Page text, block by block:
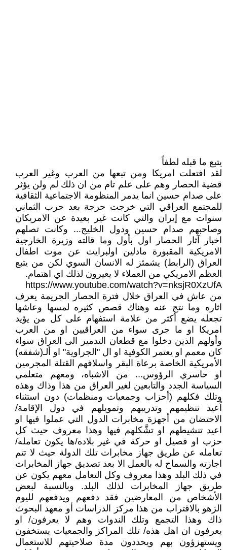
يتبع ما قبله لطفاً
لقد افتعلت امريكا ومن تبعها من العرب وغير العرب
قضية الحصار وهم على علم تام من ان ذلك لم ولن يؤثر
على صدام حسين انما يدمر المنظومة الاجتماعية الثقافية
للمجتمع العراقي التي خرجت حرجة بعد حرب الثماني
سنوات مع إيران والتي كانت غير بعيدة عن الامريكان
وصاحبهم صدام حسين ودول الخليج... وكانت تصلهم
اخبار آثار الحصار اول بأول وما قالته وزيرة الخارجية
الامريكية المقبورة مادلين اولبرايت عن موت اطفال
العراق (الرابط) يشمئز له الانسان السوي لكن من يتبع
العظم الامريكي من العملاء لا يعيرون لذلك اي اهتمام.
https://www.youtube.com/watch?v=nksjR0XzUfA
من عاش في العراق خلال فترة الحصار الجريمة يعرف
اثاره وما نتج عنه وهناك قصص كثيره لمسها وعاشها
تجعله يضع أكثر من علامة استفهام على كل من يؤيد
امريكا او ما جرى سواء من العراقيين او من العرب
وأولهم الذين دخلوا مع قطعان التدمير الى العراق سواء
كان معمم او يعتمر الكوفية او ال "الجراوية" او ألـ(شفقه)
الأمريكية الخاصة برعاة البقر واسلافهم القتلة المجرمين
او حاسري الرؤوس... من الاشباه، ومعهم متعلمي
السياسة الجدد والتابعين لغير العراق من هذا وذاك وهذه
وتلك فكلهم (أحزاب وجمعيات ومنظمات) دون استثناء
اُعيد تنظيمهم وتدريبهم وتمويلهم في دول الإقامة/
الاحتضان من أجهزة مخابرات الدول التي عملوا فيها او
اعيد تنشيطهم او تشَّكلهم فيها وهذا معروف حيث كل
حزب او فصيل او حركة في غير بلاده/ها يكون تعامله/
تعامله عن طريق جهاز مخابرات تلك الدولة حيث لا تتم
اجازته والسماح له بالعمل الا بعد تصديق جهاز المخابرات
في ذلك البلد وهذا معروف وكل التعامل معهم يكون عن
طريق جهاز المخابرات لذلك البلد. وبالنسبة لبعض
الأشخاص من المعارضين فقد دفعهم ويدفعهم لليوم
الزهو بالاقتراب من هذا مركز الدراسات أو معهد البحوث
ذاك وهذا التجمع وتلك الندوات وهم لا يعرفون/ او
يعرفون ان اهل هذه/ تلك المراكز والجمعيات يستخفون
ويستهزؤون بهم ويحددون مدة صلاحيتهم للاستعمال